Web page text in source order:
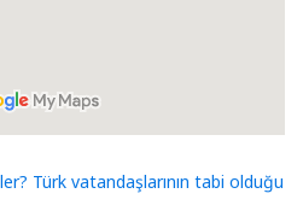
Türk vatandaşlarının tabi olduğu